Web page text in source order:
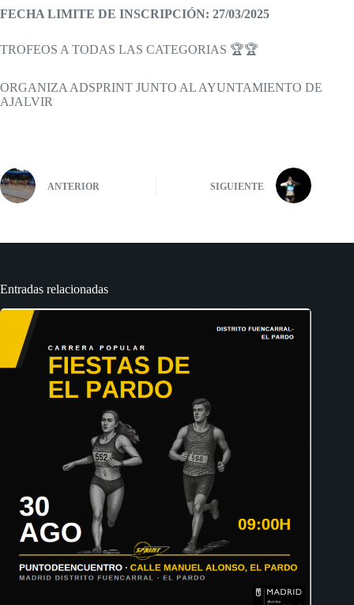
FECHA LIMITE DE INSCRIPCIÓN: 27/03/2025
TROFEOS A TODAS LAS CATEGORIAS 🏆🏆
ORGANIZA ADSPRINT JUNTO AL AYUNTAMIENTO DE
AJALVIR
ANTERIOR SIGUIENTE
Entradas relacionadas